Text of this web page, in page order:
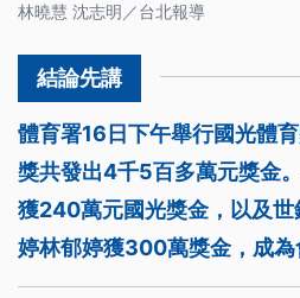
林曉慧 沈志明／台北報導
體育署16日下午舉行國光體
獎共發出4千5百多萬元獎金
獲240萬元國光獎金，以及
婷林郁婷獲300萬獎金，成為